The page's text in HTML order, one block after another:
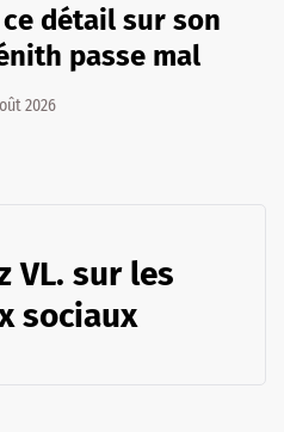
détail sur son
passe mal
2026
VL. sur les
sociaux